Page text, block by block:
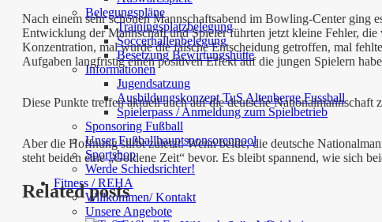
Belegungspläne
Trainingsplatzbelegung
Soccerhallenbelegung
Besetzung Bewirtungshütte
Informationen
Jugendsatzung
Ausbildungskonzept TuS Altenberge Fussball
Spielerpass / Anmeldung zum Spielbetrieb
Sponsoring Fußball
Unser Fußballhauptsponsorenpool
Sportshop
Werde Schiedsrichter!
Fitness / REHA
Willkommen/ Kontakt
Unsere Angebote
Nach einem sehr schönen Mannschaftsabend im Bowling-Center ging
Entwicklung der Mannschaft und Spieler führten jetzt kleine Fehler,
Konzentration, mal wurde die falsche Entscheidung getroffen, mal
Aufgaben langfristig einen positiven Effekt auf die jungen Spielern
Diese Punkte treffen aktuell auch auf die deutsche
Aber die Hoffnung stirbt zuletzt. Wenn beide, die deutsche
steht beiden eine „Goldene Zeit“ bevor. Es bleibt spannend, wie sich
Related posts